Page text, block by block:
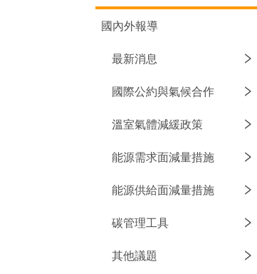
國內外報導
最新消息
國際公約與氣候合作
溫室氣體減緩政策
能源需求面減量措施
能源供給面減量措施
碳管理工具
其他議題